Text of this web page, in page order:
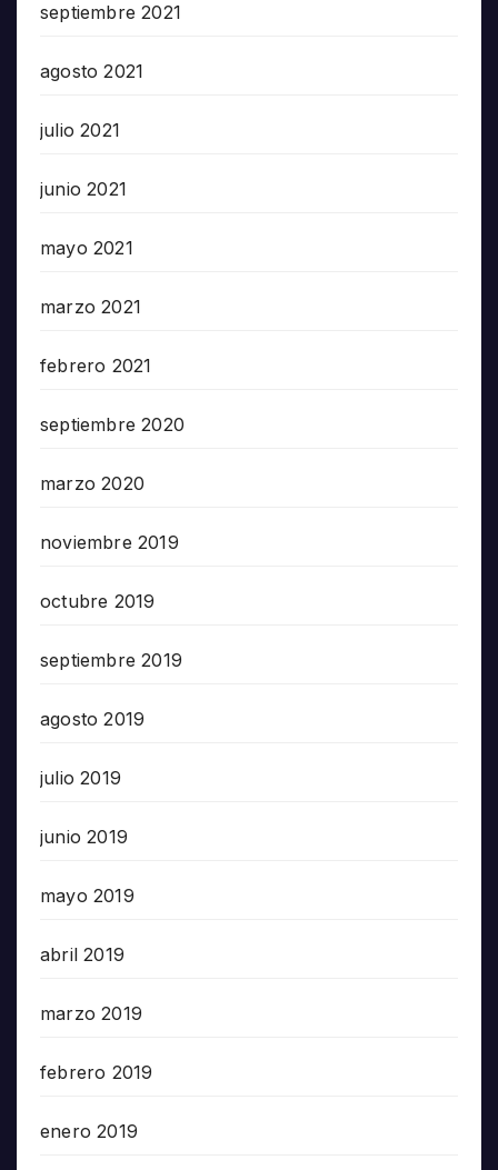
septiembre 2021
agosto 2021
julio 2021
junio 2021
mayo 2021
marzo 2021
febrero 2021
septiembre 2020
marzo 2020
noviembre 2019
octubre 2019
septiembre 2019
agosto 2019
julio 2019
junio 2019
mayo 2019
abril 2019
marzo 2019
febrero 2019
enero 2019